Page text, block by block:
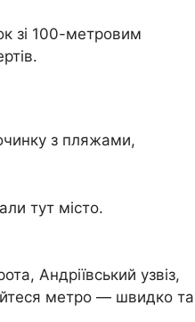
зі 100-метровим
з пляжами,
тут місто.
Андріївський узвіз,
метро — швидко та